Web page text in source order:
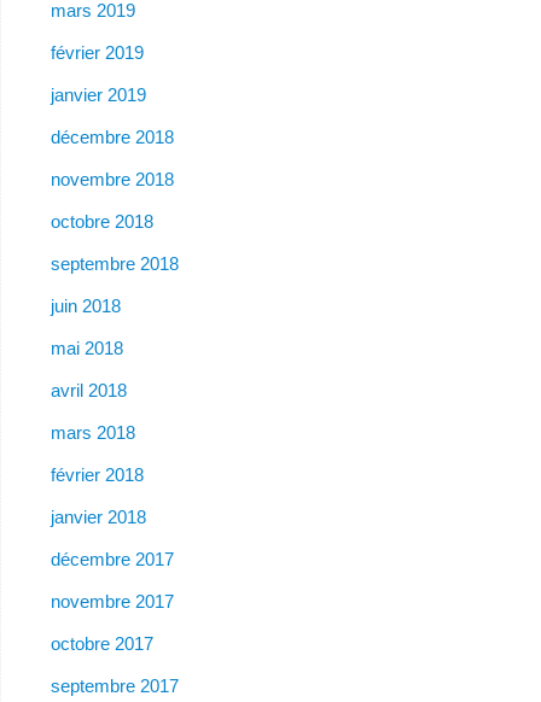
mars 2019
février 2019
janvier 2019
décembre 2018
novembre 2018
octobre 2018
septembre 2018
juin 2018
mai 2018
avril 2018
mars 2018
février 2018
janvier 2018
décembre 2017
novembre 2017
octobre 2017
septembre 2017